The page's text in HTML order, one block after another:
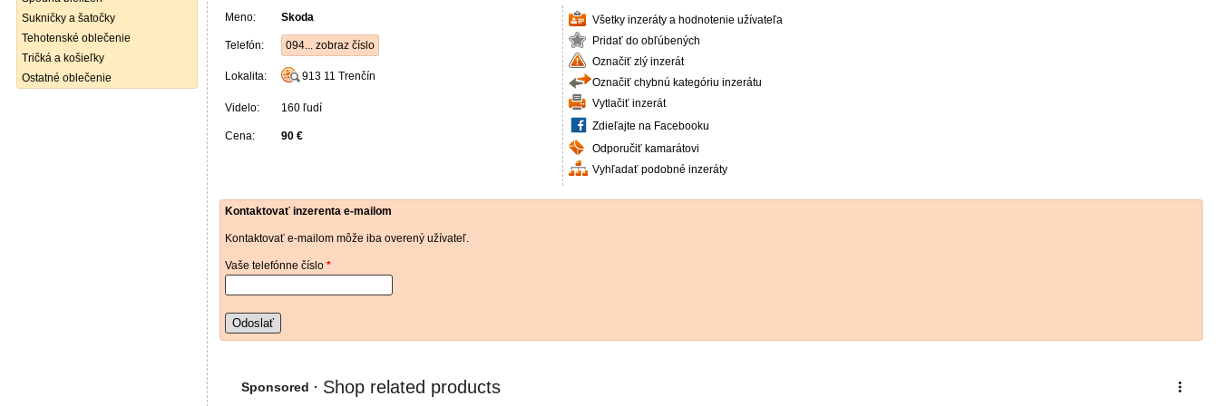
Sukničky a šatočky
Tehotenské oblečenie
Tričká a košieľky
Ostatné oblečenie
Meno: Skoda
Telefón: 094... zobraz číslo
Lokalita: 913 11 Trenčín
Videlo: 160 ľudí
Cena: 90 €
Všetky inzeráty a hodnotenie užívateľa
Pridať do obľúbených
Označiť zlý inzerát
Označiť chybnú kategóriu inzerátu
Vytlačiť inzerát
Zdieľajte na Facebooku
Odporučiť kamarátovi
Vyhľadať podobné inzeráty
Kontaktovať inzerenta e-mailom
Kontaktovať e-mailom môže iba overený užívateľ.
Vaše telefónne číslo *
Odoslať